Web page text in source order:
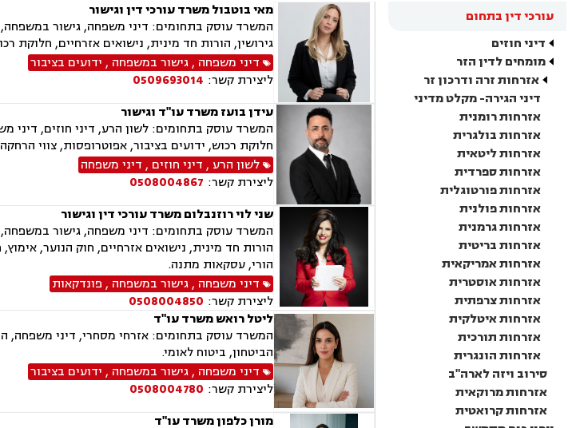
עורכי דין בתחום
דיני חוזים
מומחים לדין הזר
אזרחות זרה ודרכון זר
דיני הגירה- מקלט מדיני
אזרחות רומנית
אזרחות בולגרית
אזרחות ליטאית
אזרחות ספרדית
אזרחות פורטוגלית
אזרחות פולנית
אזרחות גרמנית
אזרחות בריטית
אזרחות אמריקאית
אזרחות אוסטרית
אזרחות צרפתית
אזרחות איטלקית
אזרחות תורכית
אזרחות הונגרית
סירוב ויזה לארה"ב
אזרחות מרוקאית
אזרחות קרואטית
מאי בוטבול משרד עורכי דין וגישור
המשרד עוסק בתחומים: דיני משפחה, גישור במשפחה,
גירושין, הורות חד מינית, נישואים אזרחיים, חלוקת
דיני משפחה ,גישור במשפחה , ידועים בציבור
ליצירת קשר: 0509693014
עידן בועז משרד עו"ד וגישור
המשרד עוסק בתחומים: לשון הרע, דיני חוזים, דיני
חלוקת רכוש, ידועים בציבור, אפוטרופסות, צווי
לשון הרע , דיני חוזים , דיני משפחה
ליצירת קשר: 0508004867
שני לוי רוזנבלום משרד עורכי דין וגישור
המשרד עוסק בתחומים: דיני משפחה, גישור במשפחה,
הורות חד מינית, נישואים אזרחיים, חוק הנוער,
הורי, עסקאות מתנה.
דיני משפחה ,גישור במשפחה , פונדקאות
ליצירת קשר: 0508004850
ליטל רואש משרד עו"ד
המשרד עוסק בתחומים: אזרחי מסחרי, דיני משפחה,
הביטחון, ביטוח לאומי.
דיני משפחה ,גישור במשפחה , ידועים בציבור
ליצירת קשר: 0508004780
מורן כלפון משרד עו"ד